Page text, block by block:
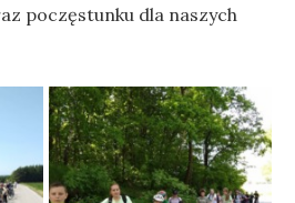
poczęstunku dla naszych